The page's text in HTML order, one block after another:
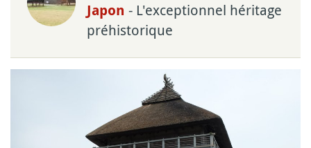
Japon - L'exceptionnel héritage
préhistorique